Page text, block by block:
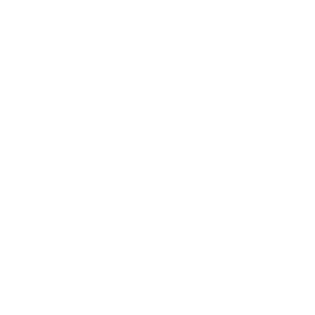
дорогу
по
к
для задних
дай Бог. Так
90км\ч
за
трассе 6
довольно
модель
руку,